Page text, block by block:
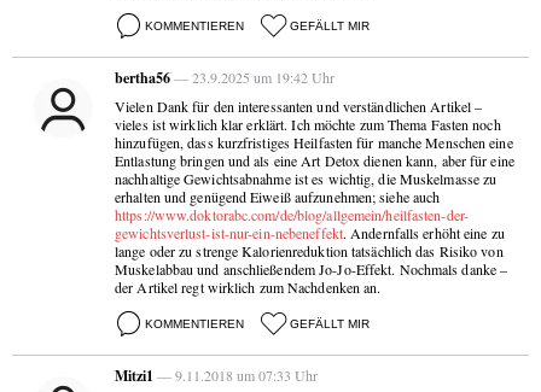
KOMMENTIEREN GEFÄLLT MIR
bertha56— 23.9.2025 um 19:42 Uhr
Vielen Dank für den interessanten und verständlichen Artikel –
vieles ist wirklich klar erklärt. Ich möchte zum Thema Fasten noch
hinzufügen, dass kurzfristiges Heilfasten für manche Menschen eine
Entlastung bringen und als eine Art Detox dienen kann, aber für eine
nachhaltige Gewichtsabnahme ist es wichtig, die Muskelmasse zu
erhalten und genügend Eiweiß aufzunehmen; siehe auch
https://www.doktorabc.com/de/blog/allgemein/heilfasten-der-
gewichtsverlust-ist-nur-ein-nebeneffekt. Andernfalls erhöht eine zu
lange oder zu strenge Kalorienreduktion tatsächlich das Risiko von
Muskelabbau und anschließendem Jo-Jo-Effekt. Nochmals danke –
der Artikel regt wirklich zum Nachdenken an.
KOMMENTIEREN GEFÄLLT MIR
Mitzi1 — 9.11.2018 um 07:33 Uhr